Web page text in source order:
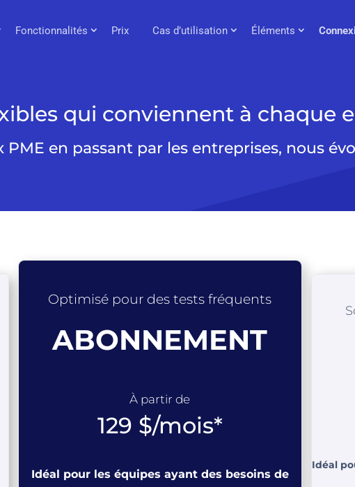
Fonctionnalités Prix Cas d’utilisation Éléments
qui conviennent à chaque
PME en passant par les entreprises, nous
Optimisé pour des tests fréquents
ABONNEMENT
À partir de
129 $/mois*
Idéal pour les équipes ayant des besoins de
Idéal